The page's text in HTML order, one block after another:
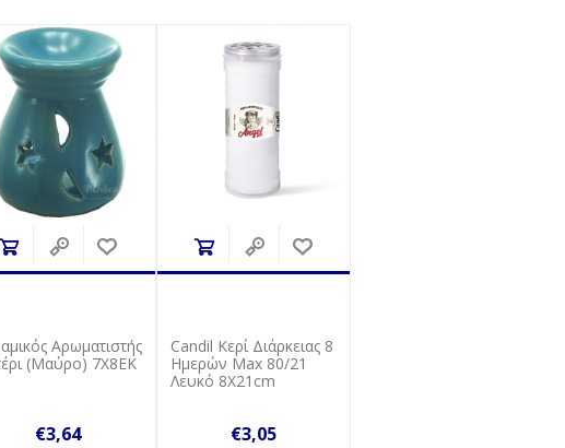
Αρωματιστής
(Μαύρο) 7X8ΕΚ
€3,64
Candil Κερί Διάρκειας 8
Ημερών Max 80/21
Λευκό 8Χ21cm
€3,05